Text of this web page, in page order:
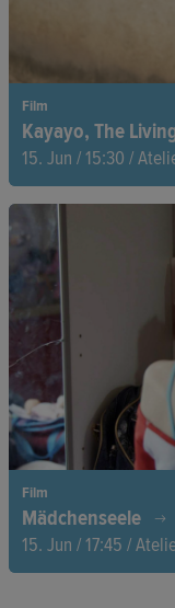
Film
Kayayo, The
15. Jun / 15:30 /
Bamunu, 8, lebt seit
arbeitet hart als
Hause. Eine
kindliche Hoffnung.
Film
Mädchenseele
15. Jun / 17:45 /